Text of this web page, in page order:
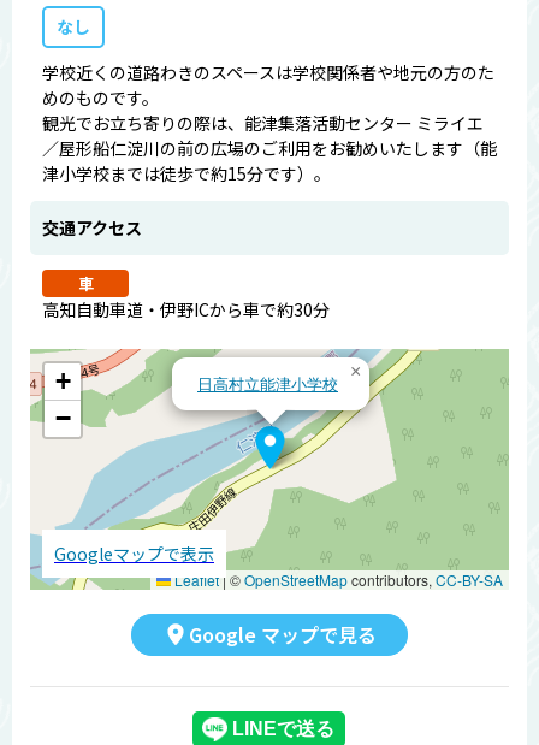
なし
学校近くの道路わきのスペースは学校関係者や地元の方のた
めのものです。
観光でお立ち寄りの際は、能津集落活動センター ミライエ
／屋形船仁淀川の前の広場のご利用をお勧めいたします（能
津小学校までは徒歩で約15分です）。
交通アクセス
車
高知自動車道・伊野ICから車で約30分
日高村立能津小学校
×
+
−
Leaflet| ©OpenStreetMapcontributors, CC-BY-SA
Googleマップで表示
Google マップで見る